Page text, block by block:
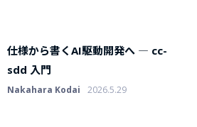
仕様から書くAI駆動開発へ ― cc-
sdd 入門
Nakahara Kodai 2026.5.29